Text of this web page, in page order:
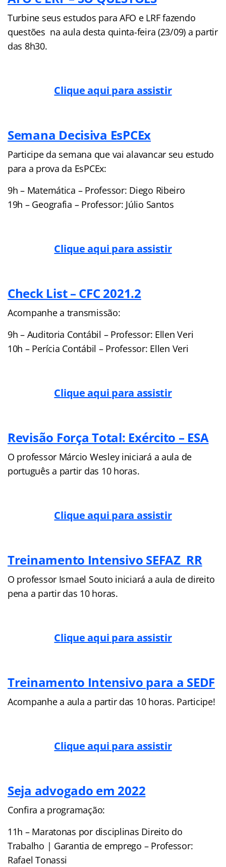
Turbine seus estudos para AFO e LRF fazendo
questões na aula desta quinta-feira (23/09) a partir
das 8h30.
Clique aqui para assistir
Semana Decisiva EsPCEx
Participe da semana que vai alavancar seu estudo
para a prova da EsPCEx:
9h – Matemática – Professor: Diego Ribeiro
19h – Geografia – Professor: Júlio Santos
Clique aqui para assistir
Check List – CFC 2021.2
Acompanhe a transmissão:
9h – Auditoria Contábil – Professor: Ellen Veri
10h – Perícia Contábil – Professor: Ellen Veri
Clique aqui para assistir
Revisão Força Total: Exército – ESA
O professor Márcio Wesley iniciará a aula de
português a partir das 10 horas.
Clique aqui para assistir
Treinamento Intensivo SEFAZ RR
O professor Ismael Souto iniciará a aula de direito
pena a partir das 10 horas.
Clique aqui para assistir
Treinamento Intensivo para a SEDF
Acompanhe a aula a partir das 10 horas. Participe!
Clique aqui para assistir
Seja advogado em 2022
Confira a programação:
11h – Maratonas por disciplinas Direito do
Trabalho | Garantia de emprego – Professor:
Rafael Tonassi